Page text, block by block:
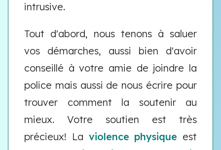
intrusive.
Tout d'abord, nous tenons à saluer
vos démarches, aussi bien d'avoir
conseillé à votre amie de joindre la
police mais aussi de nous écrire pour
trouver comment la soutenir au
mieux. Votre soutien est très
précieux! La violence physique est